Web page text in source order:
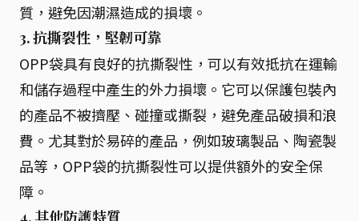
質，避免因潮濕造成的損壞。
3. 抗撕裂性，堅韌可靠
OPP袋具有良好的抗撕裂性，可以有效抵抗在運輸
和儲存過程中產生的外力損壞。它可以保護包裝內
的產品不被擠壓、碰撞或撕裂，避免產品破損和浪
費。尤其對於易碎的產品，例如玻璃製品、陶瓷製
品等，OPP袋的抗撕裂性可以提供額外的安全保
障。
4. 其他防護特質